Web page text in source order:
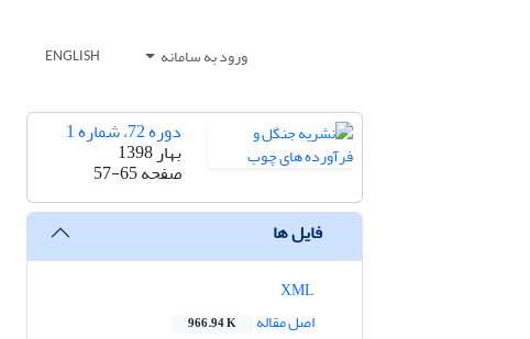
ورود به سامانه ENGLISH
دوره 72، شماره 1
بهار 1398
صفحه57-65
فایل ها
اصل مقاله
966.94 K